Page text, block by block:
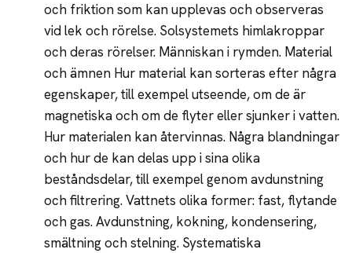
och friktion som kan upplevas och observeras
vid lek och rörelse. Solsystemets himlakroppar
och deras rörelser. Människan i rymden. Material
och ämnen Hur material kan sorteras efter några
egenskaper, till exempel utseende, om de är
magnetiska och om de flyter eller sjunker i vatten.
Hur materialen kan återvinnas. Några blandningar
och hur de kan delas upp i sina olika
beståndsdelar, till exempel genom avdunstning
och filtrering. Vattnets olika former: fast, flytande
och gas. Avdunstning, kokning, kondensering,
smältning och stelning. Systematiska